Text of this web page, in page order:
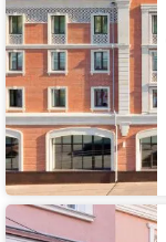
Гостиница
IVA